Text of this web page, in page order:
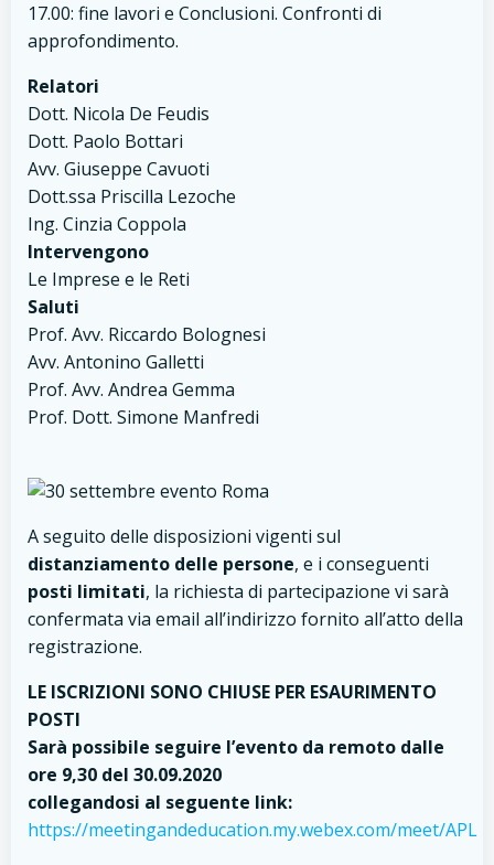
17.00: fine lavori e Conclusioni. Confronti di
approfondimento.
Relatori
Dott. Nicola De Feudis
Dott. Paolo Bottari
Avv. Giuseppe Cavuoti
Dott.ssa Priscilla Lezoche
Ing. Cinzia Coppola
Intervengono
Le Imprese e le Reti
Saluti
Prof. Avv. Riccardo Bolognesi
Avv. Antonino Galletti
Prof. Avv. Andrea Gemma
Prof. Dott. Simone Manfredi
A seguito delle disposizioni vigenti sul
distanziamento delle persone, e i conseguenti
posti limitati, la richiesta di partecipazione vi sarà
confermata via email all’indirizzo fornito all’atto della
registrazione.
LE ISCRIZIONI SONO CHIUSE PER ESAURIMENTO
POSTI
Sarà possibile seguire l’evento da remoto dalle
ore 9,30 del 30.09.2020
collegandosi al seguente link:
https://meetingandeducation.my.webex.com/meet/APL